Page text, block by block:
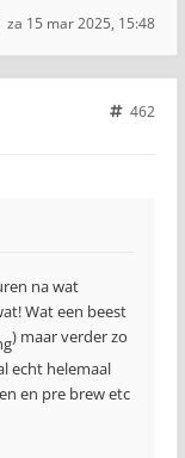
za 15 mar 2025, 15:48
462
na wat
Wat een beest
) maar verder zo
echt helemaal
en pre brew etc